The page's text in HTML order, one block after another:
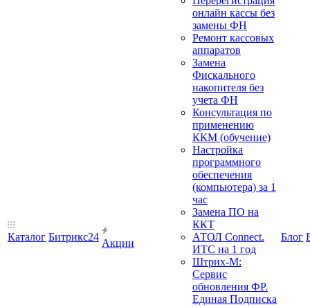
Каталог Битрикс24
Акции
онлайн кассы без
замены ФН
Ремонт кассовых
аппаратов
Замена
Фискального
накопителя без
учета ФН
Консультация по
применению
ККМ (обучение)
Настройка
программного
обеспечения
(компьютера) за 1
час
Замена ПО на
ККТ
АТОЛ Connect.
ИТС на 1 год
Штрих-М:
Сервис
обновления ФР.
Единая Подписка
Блог